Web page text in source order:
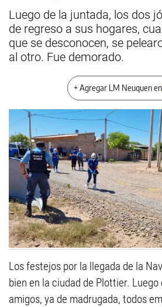
Luego de la juntada, los dos
de regreso a sus hogares,
que se desconocen, se
al otro. Fue demorado.
+ Agregar LM Neuquen en
Los festejos por la llegada de la
bien en la ciudad de Plottier.
amigos, ya de madrugada, todos